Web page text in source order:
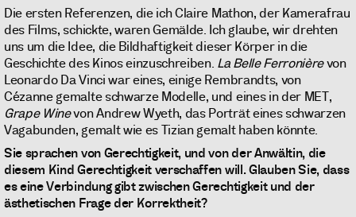
Die ersten Referenzen, die ich Claire Mathon, der Kamerafrau
des Films, schickte, waren Gemälde. Ich glaube, wir drehten
uns um die Idee, die Bildhaftigkeit dieser Körper in die
Geschichte des Kinos einzuschreiben. La Belle Ferronièrevon
Leonardo Da Vinci war eines, einige Rembrandts, von
Cézanne gemalte schwarze Modelle, und eines in der MET,
Grape Winevon Andrew Wyeth, das Porträt eines schwarzen
Vagabunden, gemalt wie es Tizian gemalt haben könnte.
Sie sprachen von Gerechtigkeit, und von der Anwältin, die
diesem Kind Gerechtigkeit verschaffen will. Glauben Sie, dass
es eine Verbindung gibt zwischen Gerechtigkeit und der
ästhetischen Frage der Korrektheit?